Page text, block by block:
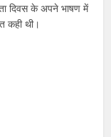
दिवस के अपने भाषण में
कही थी।